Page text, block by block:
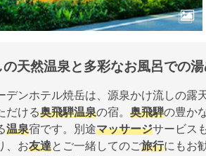
天然温泉と多彩なお風呂での
デンホテル焼岳は、源泉かけ流しの露
だける奥飛騨温泉の宿。 奥飛騨の豊か
温泉宿です。別途マッサージサービス
、お友達とご一緒してのご旅行にもお